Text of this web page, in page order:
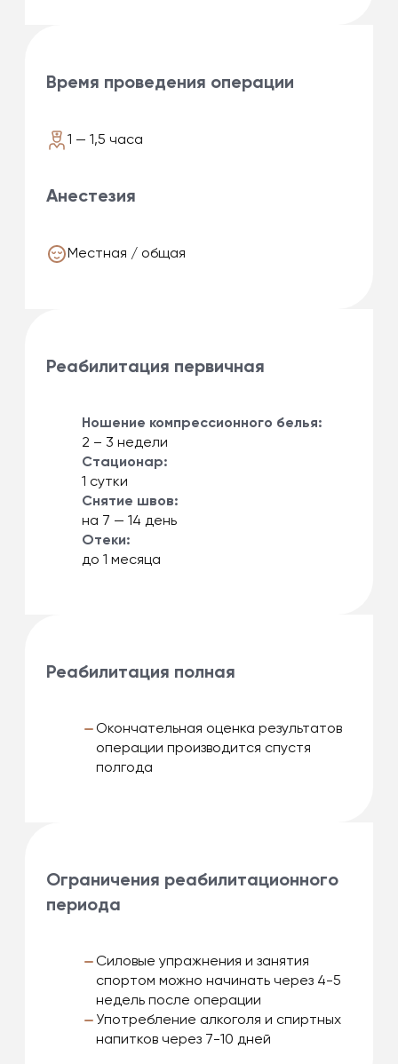
Время проведения операции
1 — 1,5 часа
Анестезия
Местная / общая
Реабилитация первичная
Ношение компрессионного белья:
2 – 3 недели
Стационар:
1 сутки
Снятие швов:
на 7 — 14 день
Отеки:
до 1 месяца
Реабилитация полная
Окончательная оценка результатов
операции производится спустя
полгода
Ограничения реабилитационного
периода
Силовые упражнения и занятия
спортом можно начинать через 4-5
недель после операции
Употребление алкоголя и спиртных
напитков через 7-10 дней